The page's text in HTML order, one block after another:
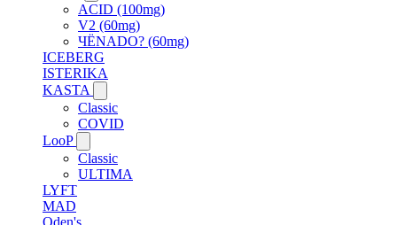
ACID (100mg)
V2 (60mg)
ЧЁNADO? (60mg)
ICEBERG
ISTERIKA
KASTA
Classic
COVID
LooP
Classic
ULTIMA
LYFT
MAD
Oden's